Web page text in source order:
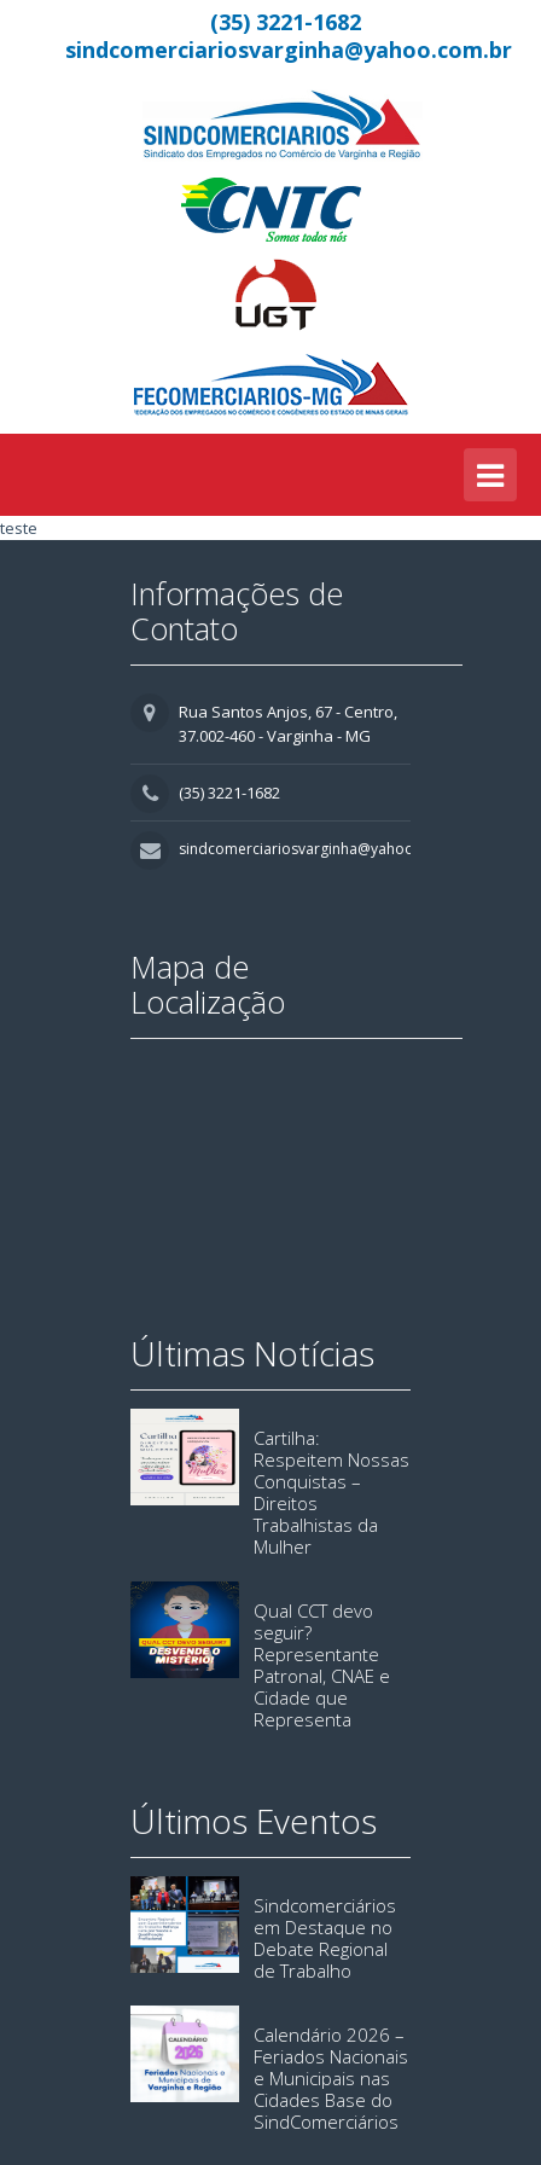
(35) 3221-1682
sindcomerciariosvarginha@yahoo.com.br
teste
Informações de
Contato
Rua Santos Anjos, 67 - Centro,
37.002-460 - Varginha - MG
(35) 3221-1682
sindcomerciariosvarginha@yahoo.com.br
Mapa de
Localização
Últimas Notícias
Cartilha:
Respeitem Nossas
Conquistas –
Direitos
Trabalhistas da
Mulher
Qual CCT devo
seguir?
Representante
Patronal, CNAE e
Cidade que
Representa
Últimos Eventos
Sindcomerciários
em Destaque no
Debate Regional
de Trabalho
Calendário 2026 –
Feriados Nacionais
e Municipais nas
Cidades Base do
SindComerciários